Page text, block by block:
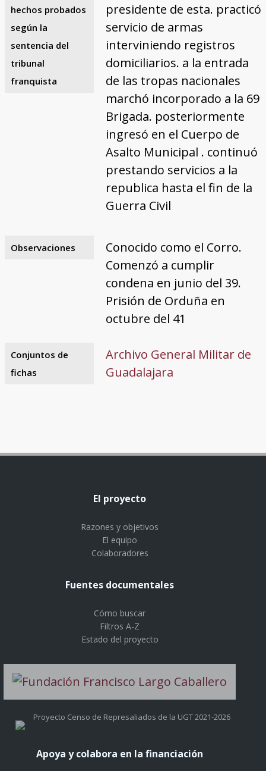
hechos probados
según la
sentencia del
tribunal
franquista
presidente de esta. practicó
servicio de armas
interviniendo registros
domiciliarios. a la entrada
de las tropas nacionales
marchó incorporado a la 69
Brigada. posteriormente
ingresó en el Cuerpo de
Asalto Municipal . continuó
prestando servicios a la
republica hasta el fin de la
Guerra Civil
Observaciones
Conocido como el Corro.
Comenzó a cumplir
condena en junio del 39.
Prisión de Orduña en
octubre del 41
Conjuntos de
fichas
Archivo General Militar de
Guadalajara
El proyecto
Razones y objetivos
El equipo
Colaboradores
Fuentes documentales
Cómo buscar
Filtros A-Z
Estado del proyecto
Proyecto Censo de Represaliados de la UGT 2021-2026
Apoya y colabora en la financiación